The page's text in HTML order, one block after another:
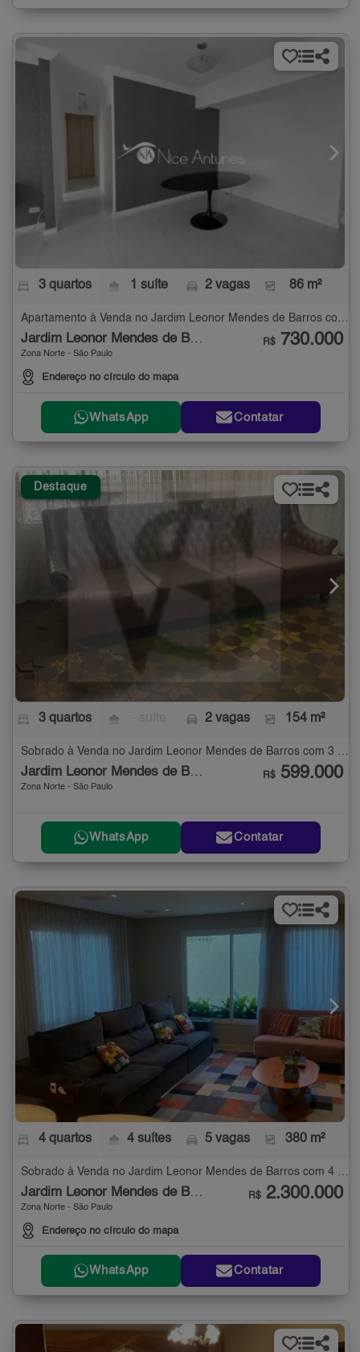
3 quartos 1 suíte 2 vagas 86 m²
Apartamento à Venda no Jardim Leonor Mendes de Barros com 3 quartos - 86 m²
Jardim Leonor Mendes de Barros
Zona Norte - São Paulo
Endereço no círculo do mapa
R$ 730.000
WhatsApp Contatar
Destaque
3 quartos 2 vagas 154 m²
Sobrado à Venda no Jardim Leonor Mendes de Barros com 3 quartos - 154 m²
Jardim Leonor Mendes de Barros
Zona Norte - São Paulo
R$ 599.000
WhatsApp Contatar
4 quartos 4 suítes 5 vagas 380 m²
Jardim Leonor Mendes de Barros
Zona Norte - São Paulo
Endereço no círculo do mapa
R$ 2.300.000
WhatsApp Contatar